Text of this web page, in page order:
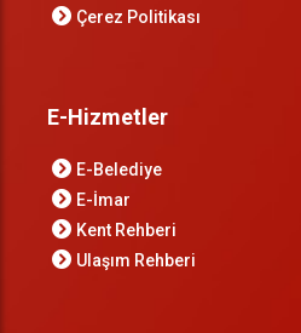
Çerez Politikası
E-Hizmetler
E-Belediye
E-İmar
Kent Rehberi
Ulaşım Rehberi